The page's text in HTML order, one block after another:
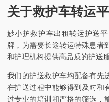
关于救护车转运
妙小护救护车出租转运护送
牌，为需要长途转运特殊患者
和护理机构提供高品质的护送服
我们的护送救护车均配备有先
在护送过程中能够得到及时和
过专业的培训和严格的筛选，